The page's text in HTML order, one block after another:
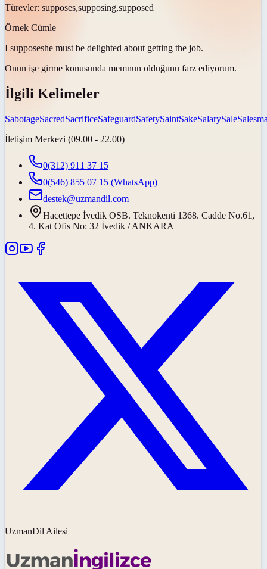
Türevler: supposes,supposing,supposed
Örnek Cümle
I supposeshe must be delighted about getting the job.
Onun işe girme konusunda memnun olduğunu farz ediyorum.
İlgili Kelimeler
SabotageSacredSacrificeSafeguardSafetySaintSakeSalarySale
İletişim Merkezi (09.00 - 22.00)
0(312) 911 37 15
0(546) 855 07 15 (WhatsApp)
destek@uzmandil.com
Hacettepe İvedik OSB. Teknokenti 1368. Cadde No.61,
4. Kat Ofis No: 32 İvedik / ANKARA
UzmanDil Ailesi